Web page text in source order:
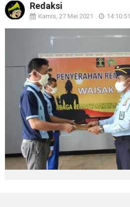
Redaksi
Kamis, 27 Mei 2021 14:10:51